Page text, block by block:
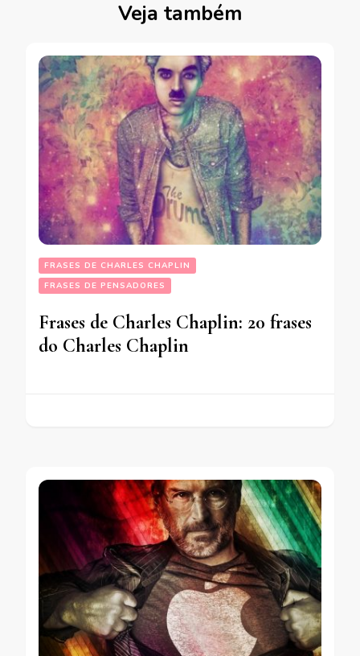
Veja também
FRASES DE CHARLES CHAPLIN
FRASES DE PENSADORES
Frases de Charles Chaplin: 20 frases
do Charles Chaplin